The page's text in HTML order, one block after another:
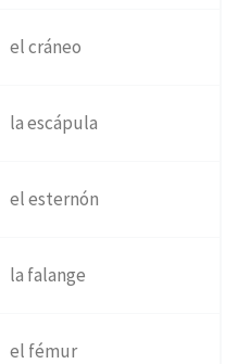
el cráneo
la escápula
el esternón
la falange
el fémur